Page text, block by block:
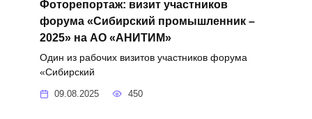
Фоторепортаж: визит участников
форума «Сибирский промышленник –
2025» на АО «АНИТИМ»
Один из рабочих визитов участников форума
«Сибирский
09.08.2025 450